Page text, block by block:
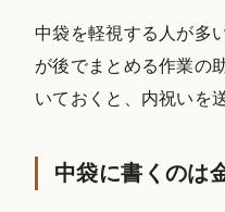
中袋を軽視する人が多
が後でまとめる作業の
いておくと、内祝いを
中袋に書くのは